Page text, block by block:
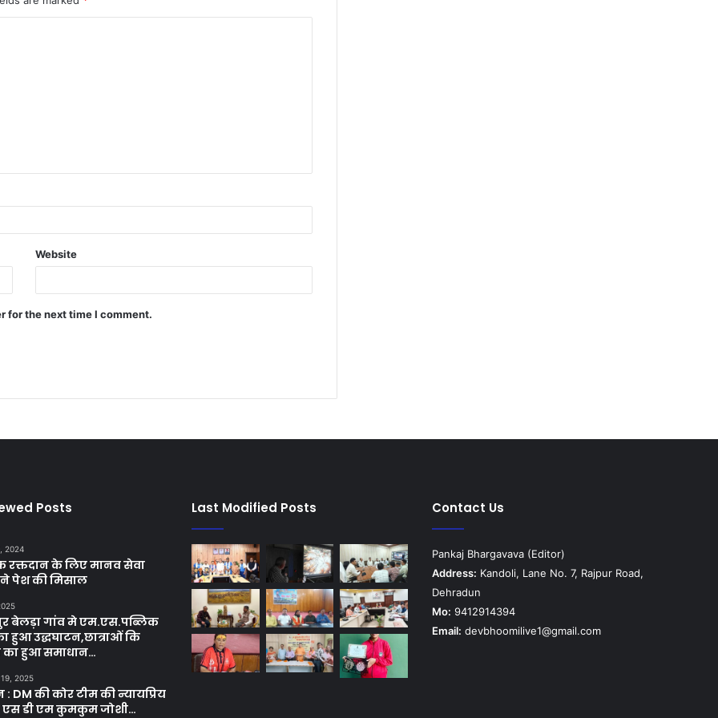
Website
for the next time I comment.
Posts
2024
रक्तदान के लिए मानव सेवा
पेश की मिसाल
बेलड़ा गांव मे एम.एस.पब्लिक
हुआ उद्धघाटन,छात्राओं कि
का हुआ समाधान…
2025
: DM की कोर टीम की न्यायप्रिय
एस डी एम कुमकुम जोशी…
Last Modified Posts Contact Us
Pankaj Bhargavava (Editor)
Address: Kandoli, Lane No. 7, Rajpur Road,
Dehradun
Mo: 9412914394
Email: devbhoomilive1@gmail.com